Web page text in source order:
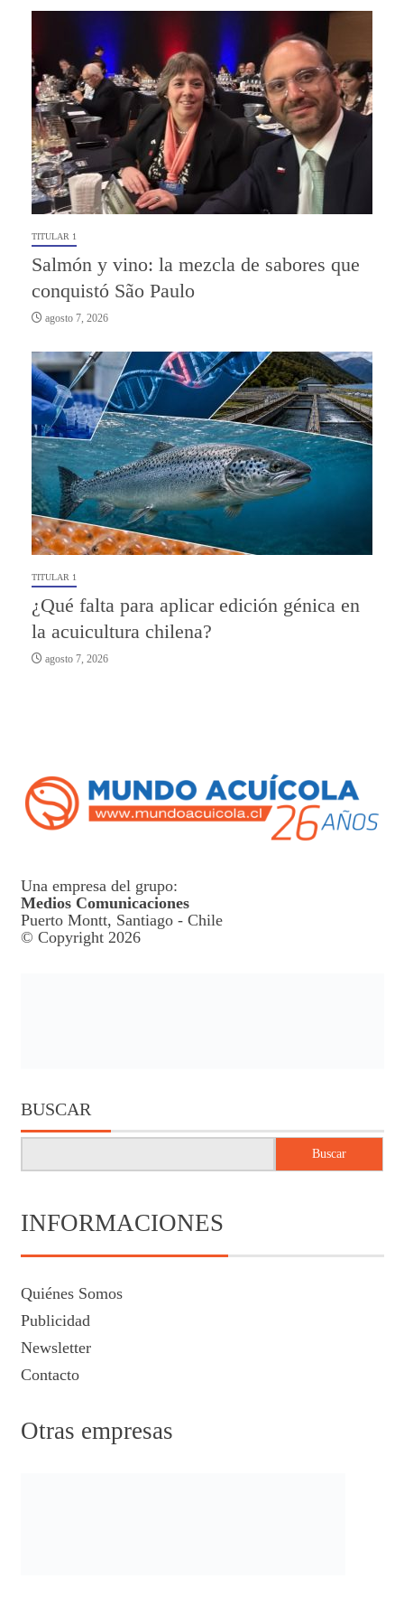
TITULAR 1
Salmón y vino: la mezcla de sabores que
conquistó São Paulo
agosto 7, 2026
TITULAR 1
¿Qué falta para aplicar edición génica en
la acuicultura chilena?
agosto 7, 2026
Una empresa del grupo:
Medios Comunicaciones
Puerto Montt, Santiago - Chile
© Copyright 2026
BUSCAR
Buscar
INFORMACIONES
Quiénes Somos
Publicidad
Newsletter
Contacto
Otras empresas